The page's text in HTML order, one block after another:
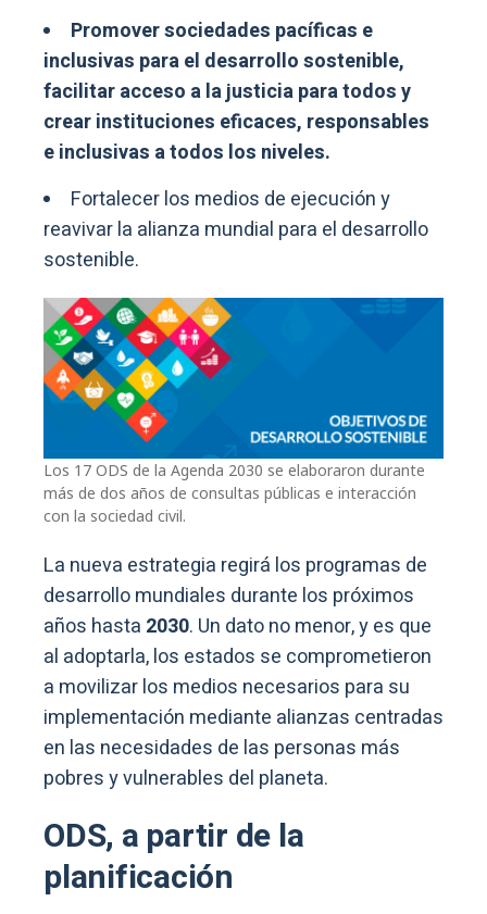
Promover sociedades pacíficas e
inclusivas para el desarrollo sostenible,
facilitar acceso a la justicia para todos y
crear instituciones eficaces, responsables
e inclusivas a todos los niveles.
Fortalecer los medios de ejecución y
reavivar la alianza mundial para el desarrollo
sostenible.
Los 17 ODS de la Agenda 2030 se elaboraron durante
más de dos años de consultas públicas e interacción
con la sociedad civil.
La nueva estrategia regirá los programas de
desarrollo mundiales durante los próximos
años hasta 2030. Un dato no menor, y es que
al adoptarla, los estados se comprometieron
a movilizar los medios necesarios para su
implementación mediante alianzas centradas
en las necesidades de las personas más
pobres y vulnerables del planeta.
ODS, a partir de la
planificación